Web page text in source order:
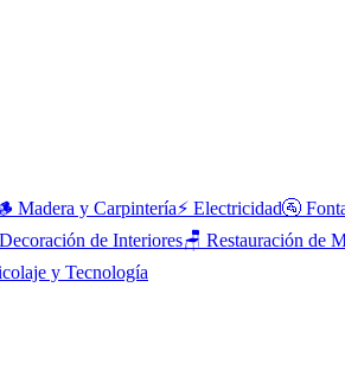
Madera y Carpintería⚡ Electricidad🚰
Decoración de Interiores🪑 Restauración de
y Tecnología